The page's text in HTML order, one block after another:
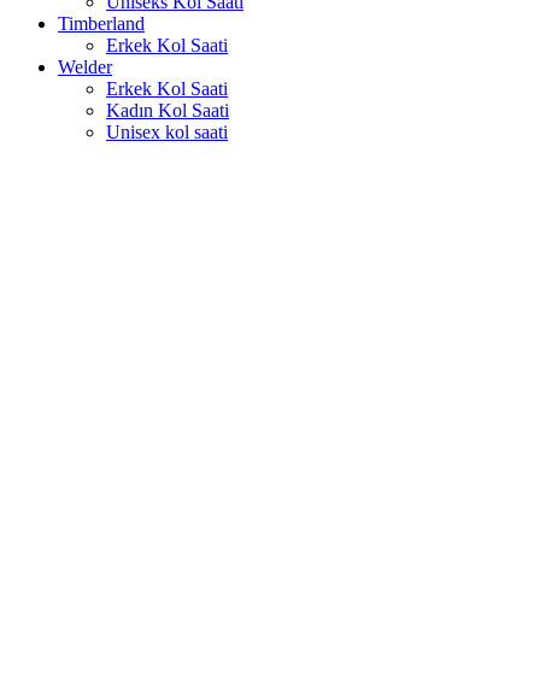
Timberland
Erkek Kol Saati
Welder
Erkek Kol Saati
Kadın Kol Saati
Unisex kol saati